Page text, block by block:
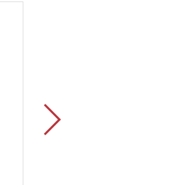
Игровая мышь Razer